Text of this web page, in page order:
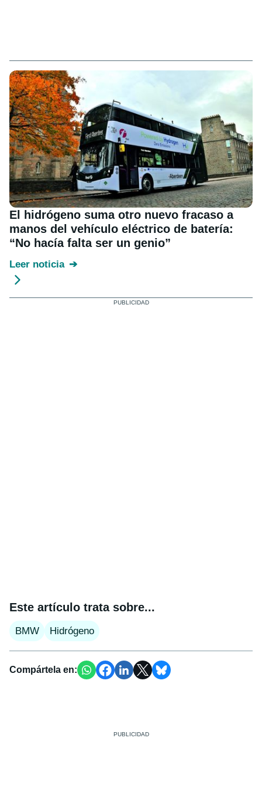
El hidrógeno suma otro nuevo fracaso a
manos del vehículo eléctrico de batería:
“No hacía falta ser un genio”
Leer noticia
Este artículo trata sobre...
BMW Hidrógeno
Compártela en: